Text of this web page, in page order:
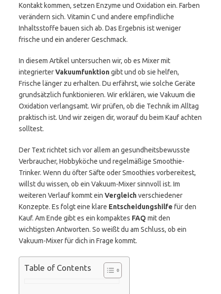
Kontakt kommen, setzen Enzyme und Oxidation ein. Farben
verändern sich. Vitamin C und andere empfindliche
Inhaltsstoffe bauen sich ab. Das Ergebnis ist weniger
frische und ein anderer Geschmack.
In diesem Artikel untersuchen wir, ob es Mixer mit
integrierterVakuumfunktiongibt und ob sie helfen,
Frische länger zu erhalten. Du erfährst, wie solche Geräte
grundsätzlich funktionieren. Wir erklären, wie Vakuum die
Oxidation verlangsamt. Wir prüfen, ob die Technik im Alltag
praktisch ist. Und wir zeigen dir, worauf du beim Kauf achten
solltest.
Der Text richtet sich vor allem an gesundheitsbewusste
Verbraucher, Hobbyköche und regelmäßige Smoothie-
Trinker. Wenn du öfter Säfte oder Smoothies vorbereitest,
willst du wissen, ob ein Vakuum-Mixer sinnvoll ist. Im
weiteren Verlauf kommt ein Vergleichverschiedener
Konzepte. Es folgt eine klare Entscheidungshilfe für den
Kauf. Am Ende gibt es ein kompaktes FAQ mit den
wichtigsten Antworten. So weißt du am Schluss, ob ein
Vakuum-Mixer für dich in Frage kommt.
Table of Contents